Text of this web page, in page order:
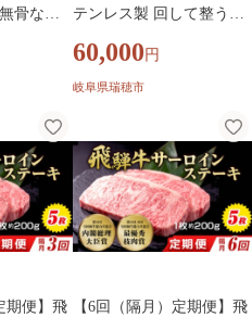
骨な万
ャンプ
台 レ
テンレス製 回して整う、
スタンド メガネホルダー
眼鏡スタンド 眼鏡ホルダ
ズ おすすめ 雑貨 日用品
ステンレス 便利グッズ 岐
阜 瑞穂市
60,000 円
岐阜県瑞穂市
期便】飛
【6回（隔月）定期便】飛